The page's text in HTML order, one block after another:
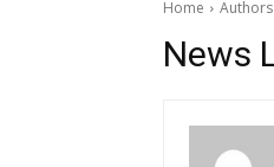
Home Authors
News